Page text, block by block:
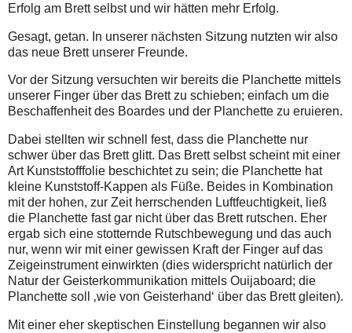
Erfolg am Brett selbst und wir hätten mehr Erfolg.
Gesagt, getan. In unserer nächsten Sitzung nutzten wir also
das neue Brett unserer Freunde.
Vor der Sitzung versuchten wir bereits die Planchette mittels
unserer Finger über das Brett zu schieben; einfach um die
Beschaffenheit des Boardes und der Planchette zu eruieren.
Dabei stellten wir schnell fest, dass die Planchette nur
schwer über das Brett glitt. Das Brett selbst scheint mit einer
Art Kunststofffolie beschichtet zu sein; die Planchette hat
kleine Kunststoff-Kappen als Füße. Beides in Kombination
mit der hohen, zur Zeit herrschenden Luftfeuchtigkeit, ließ
die Planchette fast gar nicht über das Brett rutschen. Eher
ergab sich eine stotternde Rutschbewegung und das auch
nur, wenn wir mit einer gewissen Kraft der Finger auf das
Zeigeinstrument einwirkten (dies widerspricht natürlich der
Natur der Geisterkommunikation mittels Ouijaboard; die
Planchette soll ‚wie von Geisterhand‘ über das Brett gleiten).
Mit einer eher skeptischen Einstellung begannen wir also